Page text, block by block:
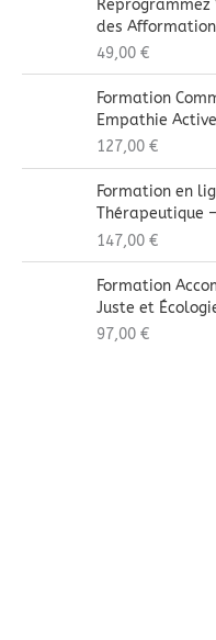
des
49,00€
Formation
Empathie Active
127,00€
Formation en
Thérapeutique
147,00€
Formation
Juste et
97,00€